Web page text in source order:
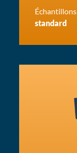
Échantillons
standard